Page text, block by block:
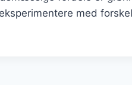
med